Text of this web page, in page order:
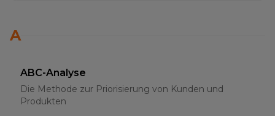
A
ABC-Analyse
Die Methode zur Priorisierung von Kunden und
Produkten